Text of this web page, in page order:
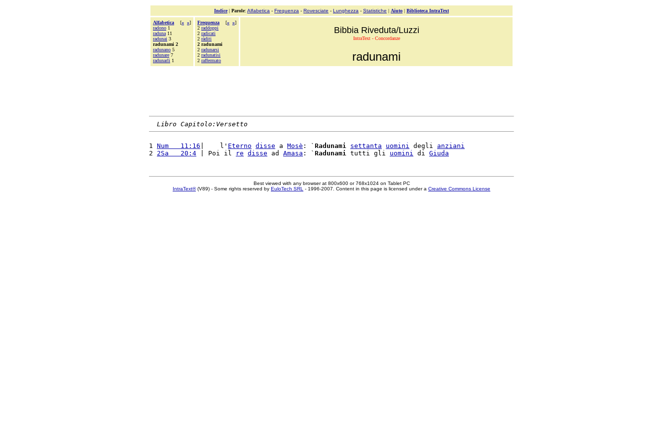
Indice| Parole: Alfabetica - Frequenza - Rovesciate - Lunghezza - Statistiche | Aiuto | Biblioteca IntraText
Alfabetica [« »]
radono 1
raduna 11
radunai 3
radunami 2
radunano 5
radunare 7
radunarli 1
Frequenza [« »]
2 raddoppi
2 radicati
2 ràditi
2 radunami
2 radunarsi
2 radunatisi
2 raffermato
Bibbia Riveduta/Luzzi
IntraText - Concordanze
radunami
Libro Capitolo:Versetto
1 Num   11:16 |    l' Eterno disse a Mosè : ` Radunami settanta uomini degli anziani
2 2Sa   20:4 | Poi il re disse ad Amasa : ` Radunami tutti gli uomini di Giuda
Best viewed with any browser at 800x600 or 768x1024 on Tablet PC
IntraText®(V89) - Some rights reserved by EuloTech SRL - 1996-2007. Content in this page is licensed under a Creative Commons License